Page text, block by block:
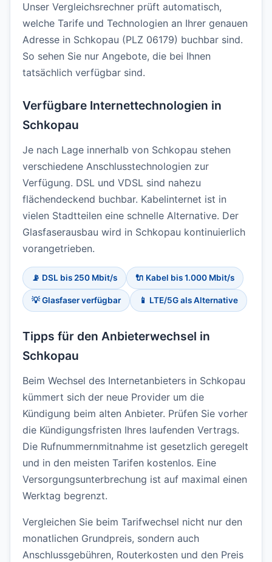
Unser Vergleichsrechner prüft automatisch,
welche Tarife und Technologien an Ihrer genauen
Adresse in Schkopau (PLZ 06179) buchbar sind.
So sehen Sie nur Angebote, die bei Ihnen
tatsächlich verfügbar sind.
Verfügbare Internettechnologien in
Schkopau
Je nach Lage innerhalb von Schkopau stehen
verschiedene Anschlusstechnologien zur
Verfügung. DSL und VDSL sind nahezu
flächendeckend buchbar. Kabelinternet ist in
vielen Stadtteilen eine schnelle Alternative. Der
Glasfaserausbau wird in Schkopau kontinuierlich
vorangetrieben.
📡 DSL bis 250 Mbit/s 🔌 Kabel bis 1.000 Mbit/s
💡 Glasfaser verfügbar 📱 LTE/5G als Alternative
Tipps für den Anbieterwechsel in
Schkopau
Beim Wechsel des Internetanbieters in Schkopau
kümmert sich der neue Provider um die
Kündigung beim alten Anbieter. Prüfen Sie vorher
die Kündigungsfristen Ihres laufenden Vertrags.
Die Rufnummernmitnahme ist gesetzlich geregelt
und in den meisten Tarifen kostenlos. Eine
Versorgungsunterbrechung ist auf maximal einen
Werktag begrenzt.
Vergleichen Sie beim Tarifwechsel nicht nur den
monatlichen Grundpreis, sondern auch
Anschlussgebühren, Routerkosten und den Preis